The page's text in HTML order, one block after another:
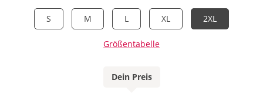
S M L XL 2XL
Größentabelle
Dein Preis